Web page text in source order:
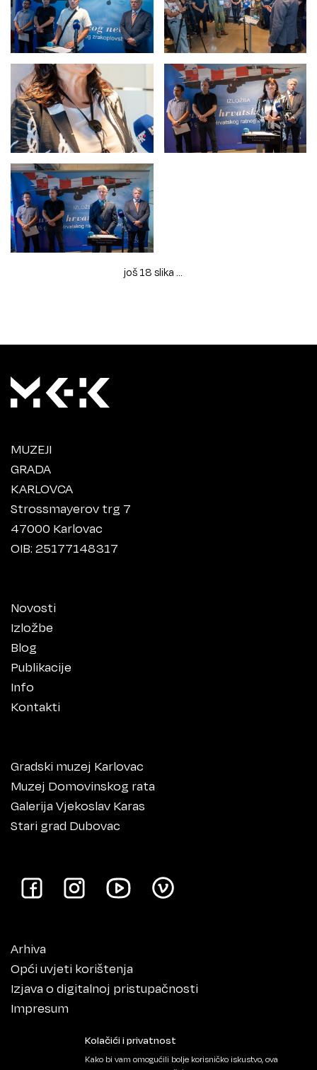
još 18 slika ...
MUZEJI
GRADA
KARLOVCA
Strossmayerov trg 7
47000 Karlovac
OIB: 25177148317
Novosti
Izložbe
Blog
Publikacije
Info
Kontakti
Gradski muzej Karlovac
Muzej Domovinskog rata
Galerija Vjekoslav Karas
Stari grad Dubovac
Arhiva
Opći uvjeti korištenja
Izjava o digitalnoj pristupačnosti
Impresum
Kolačići i privatnost
Kako bi vam omogućili bolje korisničko iskustvo, ova